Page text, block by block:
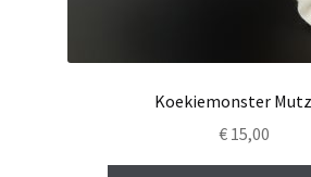
Koekiemonster
€15,00